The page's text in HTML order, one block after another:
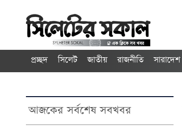
প্রচ্ছদ সিলেট জাতীয় রাজনীতি সারাদেশ
আজকের সর্বশেষ সবখবর